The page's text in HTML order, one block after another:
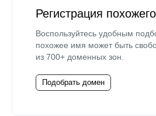
Регистрация
Воспользуйтесь удобным
похожее имя может быть
из 700+ доменных зон.
Подобрать домен